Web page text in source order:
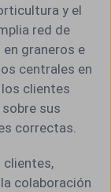
y el
red de
graneros e
centrales en
clientes
sus
correctas.
clientes,
colaboración